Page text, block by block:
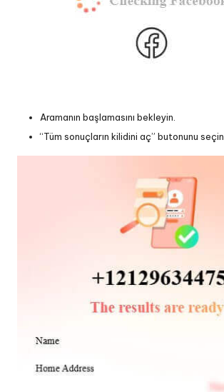
Aramanın başlamasını bekleyin.
“Tüm sonuçların kilidini aç” butonunu seçin.